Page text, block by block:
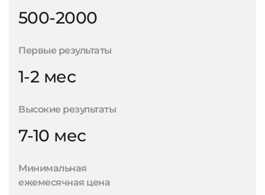
500-2000
Первые результаты
1-2 мес
Высокие результаты
7-10 мес
Минимальная
ежемесячная цена